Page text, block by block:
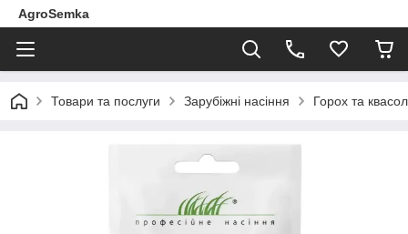
AgroSemka
Товари та послуги Зарубіжні насіння Горох та